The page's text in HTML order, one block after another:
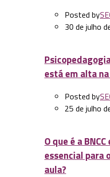
Posted by
30 de julho
está em alta
Posted by
25 de julho
O que é a
essencial para
aula?